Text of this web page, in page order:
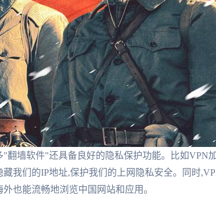
"翻墙软件"还具备良好的隐私保护功能。比如VPN
藏我们的IP地址,保护我们的上网隐私安全。同时
也能流畅地浏览中国网站和应用。